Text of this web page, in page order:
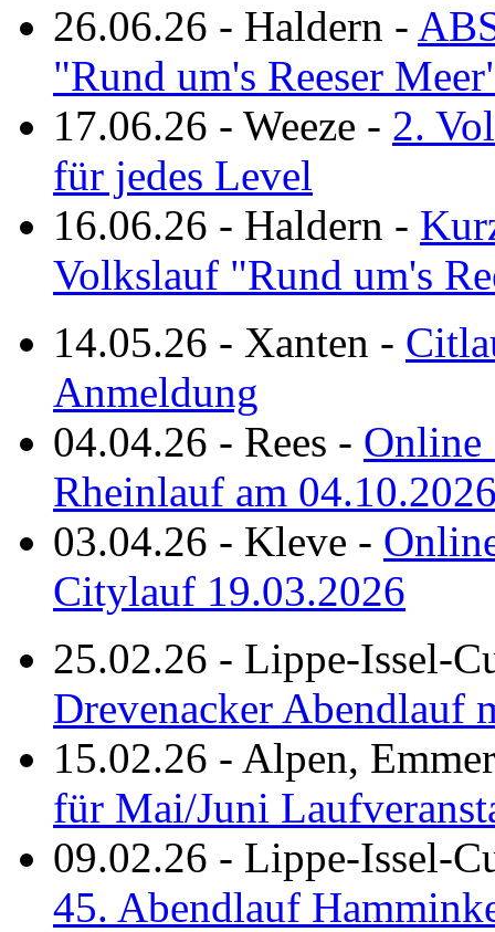
26.06.26 - Haldern -
"Rund um's Reeser
17.06.26 - Weeze - 2.
für jedes Level
16.06.26 - Haldern -
Volkslauf "Rund um's
14.05.26 - Xanten -
Anmeldung
04.04.26 - Rees - Online
Rheinlauf am
03.04.26 - Kleve -
Citylauf 19.03.2026
25.02.26 - Lippe-Issel-
Drevenacker Abendlauf
15.02.26 - Alpen,
für Mai/Juni
09.02.26 - Lippe-Issel-
45. Abendlauf